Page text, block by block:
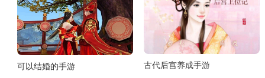
可以结婚的手游 古代后宫养成手游